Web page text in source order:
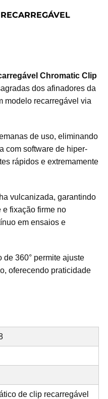
Chromatic Clip
dos afinadores da
modelo recarregável via
de uso, eliminando
com software de hiper-
rápidos e extremamente
vulcanizada, garantindo
fixação firme no
em ensaios e
de 360° permite ajuste
oferecendo praticidade
de clip recarregável